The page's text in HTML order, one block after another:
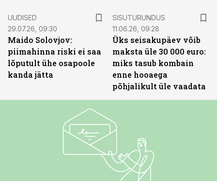
UUDISED
29.07.26, 09:30
Maido Solovjov:
piimahinna riski ei saa
lõputult ühe osapoole
kanda jätta
SISUTURUNDUS
11.06.26, 09:28
Üks seisakupäev võib
maksta üle 30 000 euro:
miks tasub kombain
enne hooaega
põhjalikult üle vaadata